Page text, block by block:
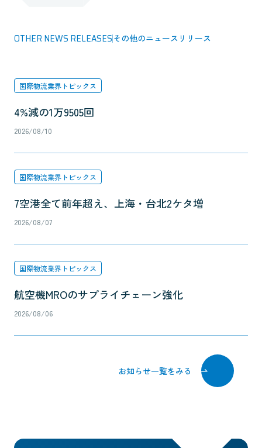
OTHER NEWS RELEASES その他のニュースリリース
国際物流業界トピックス
4%減の1万9505回
2026/08/10
国際物流業界トピックス
7空港全て前年超え、上海・台北2ケタ増
2026/08/07
国際物流業界トピックス
航空機MROのサプライチェーン強化
2026/08/06
お知らせ一覧をみる